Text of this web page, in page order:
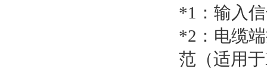
*1：输入
*2：电缆
范（适用